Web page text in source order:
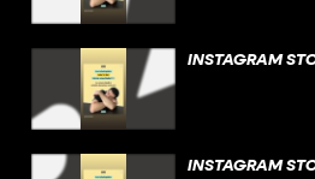
INSTAGRAM
INSTAGRAM